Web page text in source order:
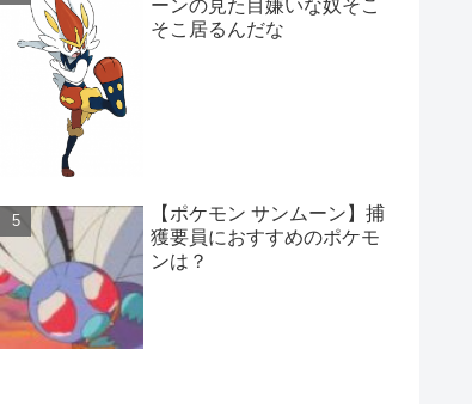
ーンの見た目嫌いな奴そこ
そこ居るんだな
【ポケモン サンムーン】捕
獲要員におすすめのポケモ
ンは？